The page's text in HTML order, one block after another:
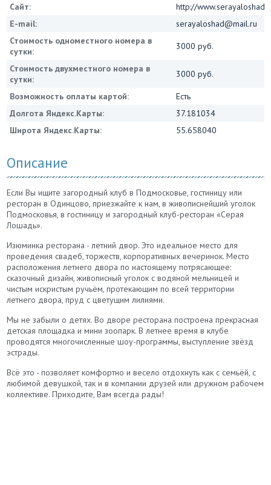
Сайт:
http://
E-mail:
serayaloshad@mail.ru
Стоимость одноместного номера в
сутки:
3000 руб.
Стоимость двухместного номера в
сутки:
3000 руб.
Возможность оплаты картой:
Есть
Долгота Яндекс.Карты:
37.181034
Широта Яндекс.Карты:
55.658040
Описание
Если Вы ищите загородный клуб в Подмосковье, гостиницу или
ресторан в Одинцово, приезжайте к нам, в живописнейший уголок
Подмосковья, в гостиницу и загородный клуб-ресторан «Серая
Лошадь».
Изюминка ресторана - летний двор. Это идеальное место для
проведения свадеб, торжеств, корпоративных вечеринок. Место
расположения летнего двора по настоящему потрясающее:
сказочный дизайн, живописный уголок с водяной мельницей и
чистым искристым ручьём, протекающим по всей территории
летнего двора, пруд с цветущим лилиями.
Мы не забыли о детях. Во дворе ресторана построена прекрасная
детская площадка и мини зоопарк. В летнее время в клубе
проводятся многочисленные шоу-программы, выступление звёзд
эстрады.
Всё это - позволяет комфортно и весело отдохнуть как с семьёй, с
любимой девушкой, так и в компании друзей или дружном рабочем
коллективе. Приходите, Вам всегда рады!